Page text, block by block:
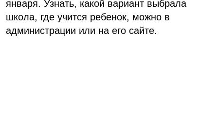
января. Узнать, какой вариант выбрала
школа, где учится ребенок, можно в
администрации или на его сайте.